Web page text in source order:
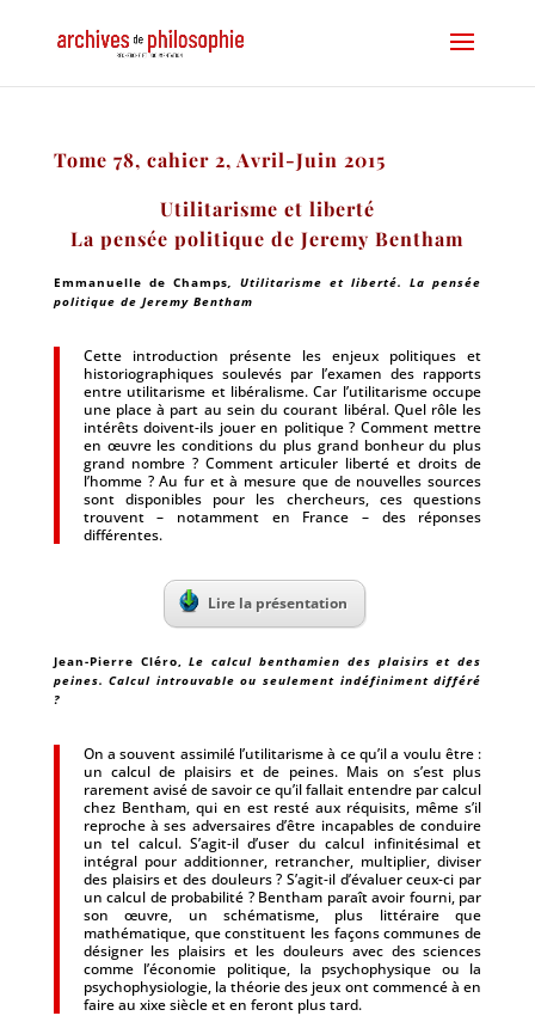
Tome 78, cahier 2, Avril-Juin 2015
Utilitarisme et liberté
La pensée politique de Jeremy Bentham
Emmanuelle de Champs, Utilitarisme et liberté. La pensée
politique de Jeremy Bentham
Cette introduction présente les enjeux politiques et
historiographiques soulevés par l’examen des rapports
entre utilitarisme et libéralisme. Car l’utilitarisme occupe
une place à part au sein du courant libéral. Quel rôle les
intérêts doivent-ils jouer en politique ? Comment mettre
en œuvre les conditions du plus grand bonheur du plus
grand nombre ? Comment articuler liberté et droits de
l’homme ? Au fur et à mesure que de nouvelles sources
sont disponibles pour les chercheurs, ces questions
trouvent – notamment en France – des réponses
différentes.
Lire la présentation
Jean-Pierre Cléro, Le calcul benthamien des plaisirs et des
peines. Calcul introuvable ou seulement indéfiniment différé
?
On a souvent assimilé l’utilitarisme à ce qu’il a voulu être :
un calcul de plaisirs et de peines. Mais on s’est plus
rarement avisé de savoir ce qu’il fallait entendre par calcul
chez Bentham, qui en est resté aux réquisits, même s’il
reproche à ses adversaires d’être incapables de conduire
un tel calcul. S’agit-il d’user du calcul infinitésimal et
intégral pour additionner, retrancher, multiplier, diviser
des plaisirs et des douleurs ? S’agit-il d’évaluer ceux-ci par
un calcul de probabilité ? Bentham paraît avoir fourni, par
son œuvre, un schématisme, plus littéraire que
mathématique, que constituent les façons communes de
désigner les plaisirs et les douleurs avec des sciences
comme l’économie politique, la psychophysique ou la
psychophysiologie, la théorie des jeux ont commencé à en
faire au xixe siècle et en feront plus tard.